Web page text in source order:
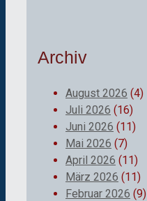
Archiv
August 2026 (4)
Juli 2026 (16)
Juni 2026 (11)
Mai 2026 (7)
April 2026 (11)
März 2026 (11)
Februar 2026 (9)